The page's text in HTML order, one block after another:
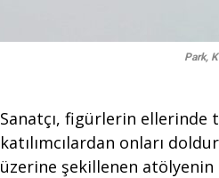
Park,
Sanatçı, figürlerin ellerinde
katılımcılardan onları
üzerine şekillenen atölyenin